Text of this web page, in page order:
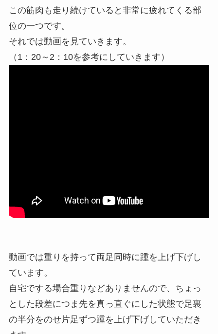
この筋肉も走り続けていると非常に疲れてくる部
位の一つです。
それでは動画を見ていきます。
（1：20～2：10を参考にしていきます）
動画では重りを持って両足同時に踵を上げ下げし
ています。
自宅でする場合重りなどありませんので、ちょっ
とした段差につま先を真っ直ぐにした状態で足裏
の半分をのせ片足ずつ踵を上げ下げしていただき